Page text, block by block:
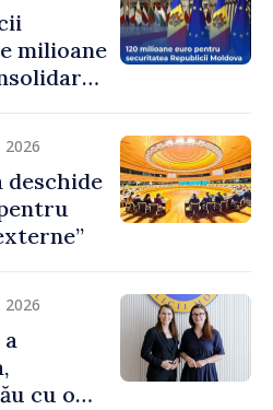
milioane
ajunge
2026
deschide
2026
a
cu o